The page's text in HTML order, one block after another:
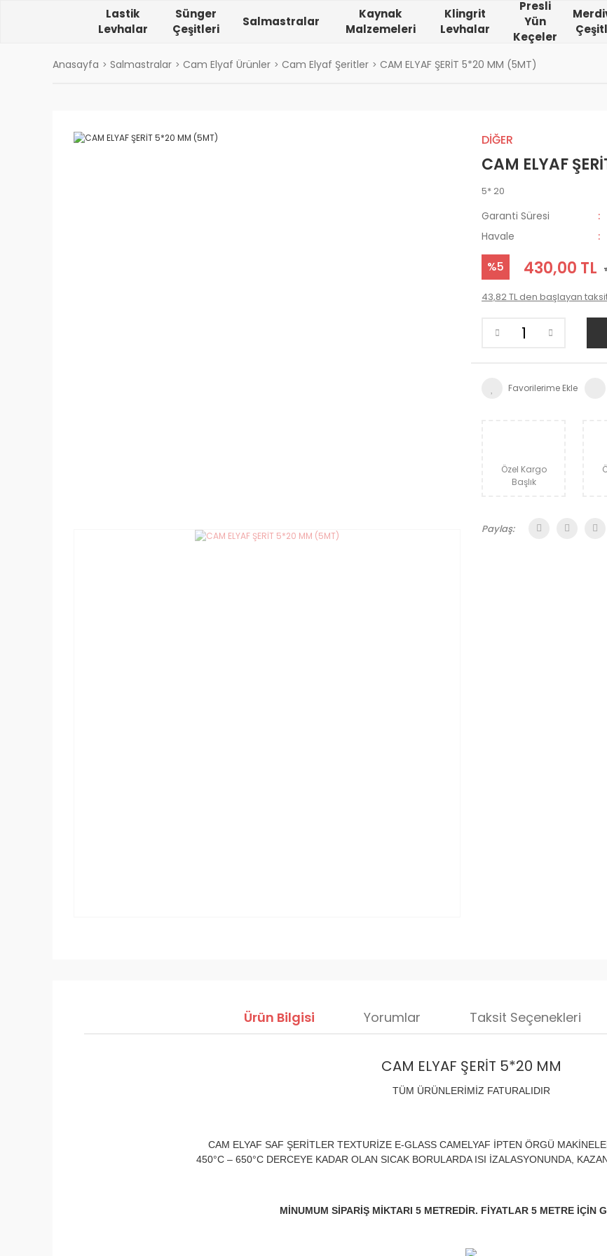
Lastik
Levhalar
Sünger
Çeşitleri
Salmastralar
Kaynak
Malzemeleri
Klingrit
Levhalar
Presli
Yün
Keçeler
Anasayfa Salmastralar Cam Elyaf Ürünler Cam Elyaf Şeritler CAM ELYAF ŞERİT 5*20 MM (5MT)
DİĞER
CAM ELYAF
5* 20
Garanti Süresi
Havale
%5 430,00 TL
43,82 TL den başlayan
Özel Kargo
Başlık
Paylaş:
Ürün Bilgisi Yorumlar Taksit Seçenekleri
CAM ELYAF ŞERİT 5*20 MM
TÜM ÜRÜNLERİMİZ FATURALIDIR
CAM ELYAF SAF ŞERİTLER TEXTURİZE E-GLASS CAMELYAF İPTEN ÖRGÜ
450°C – 650°C DERCEYE KADAR OLAN SICAK BORULARDA ISI İZALASYONUNDA,
MİNUMUM SİPARİŞ MİKTARI 5 METREDİR. FİYATLAR 5 METRE İÇİN